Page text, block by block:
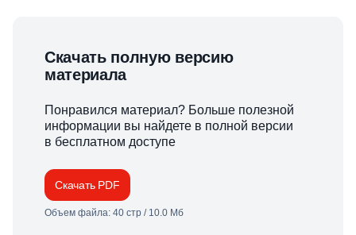
Скачать полную версию
материала
Понравился материал? Больше полезной
информации вы найдете в полной версии
в бесплатном доступе
Скачать PDF
Объем файла: 40 стр / 10.0 Мб